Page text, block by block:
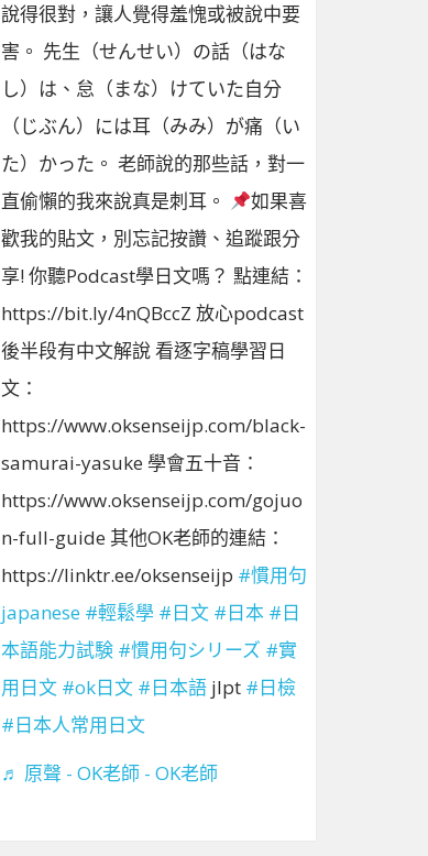
說得很對，讓人覺得羞愧或被說中要
害。 先生（せんせい）の話（はな
し）は、怠（まな）けていた自分
（じぶん）には耳（みみ）が痛（い
た）かった。 老師說的那些話，對一
直偷懶的我來說真是刺耳。
如果喜
歡我的貼文，別忘記按讚、追蹤跟分
享! 你聽Podcast學日文嗎？ 點連結：
https://bit.ly/4nQBccZ 放心podcast
後半段有中文解說 看逐字稿學習日
文：
https://www.oksenseijp.com/black-
samurai-yasuke 學會五十音：
https://www.oksenseijp.com/gojuo
n-full-guide 其他OK老師的連結：
https://linktr.ee/oksenseijp #慣用句
japanese #輕鬆學 #日文 #日本 #日
本語能力試験 #慣用句シリーズ #實
用日文 #ok日文 #日本語 jlpt #日檢
#日本人常用日文
♬ 原聲 - OK老師 - OK老師